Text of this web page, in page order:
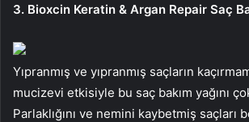
3. Bioxcin Keratin & Argan Repair Saç
Yıpranmış ve yıpranmış saçların
mucizevi etkisiyle bu saç bakım yağını
Parlaklığını ve nemini kaybetmiş saçları